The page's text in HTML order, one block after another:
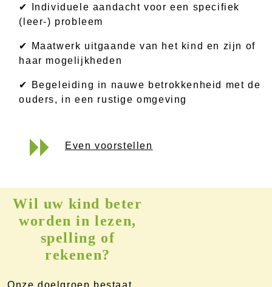
✔ Individuele aandacht voor een specifiek
(leer-) probleem
✔ Maatwerk uitgaande van het kind en zijn of
haar mogelijkheden
✔ Begeleiding in nauwe betrokkenheid met de
ouders, in een rustige omgeving
Even voorstellen
Wil uw kind beter
worden in lezen,
spelling of
rekenen?
Onze doelgroep bestaat